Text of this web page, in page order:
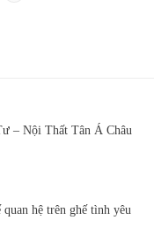
– Nội Thất Tân Á Châu
hệ trên ghế tình yêu